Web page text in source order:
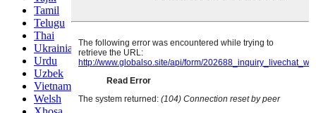
Tamil
Telugu
Thai
Ukrainian
Urdu
Uzbek
Vietnamese
Welsh